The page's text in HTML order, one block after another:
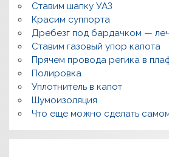
Ставим шапку УАЗ
Красим суппорта
Дребезг под бардачком —
Ставим газовый упор капота
Прячем провода регика в
Полировка
Уплотнитель в капот
Шумоизоляция
Что еще можно сделать